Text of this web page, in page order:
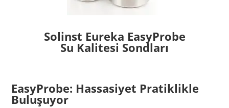
Solinst Eureka EasyProbe
Su Kalitesi Sondları
EasyProbe: Hassasiyet Pratiklikle
Buluşuyor